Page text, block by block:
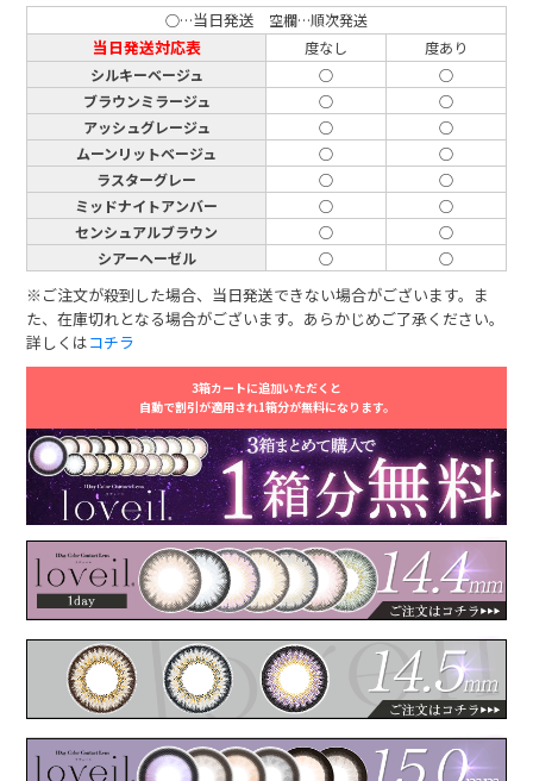
○…当日発送 空欄…順次発送
当日発送対応表 度なし
度あり
シルキーベージュ
○
○
ブラウンミラージュ
○
○
アッシュグレージュ
○
○
ムーンリットベージュ
○
○
ラスターグレー
○
○
ミッドナイトアンバー
○
○
センシュアルブラウン
○
○
シアーヘーゼル
○ ○
※ご注文が殺到した場合、当日発送できない場合がございます。ま
た、在庫切れとなる場合がございます。あらかじめご了承ください。
詳しくはコチラ
3箱カートに追加いただくと
自動で割引が適用され1箱分が無料になります。